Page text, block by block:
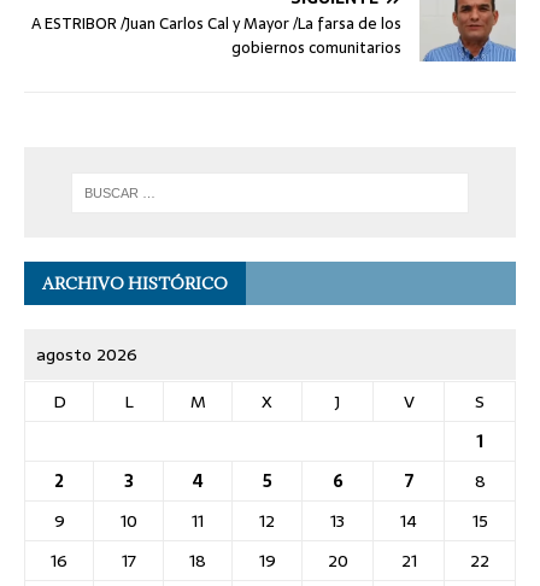
A ESTRIBOR /Juan Carlos Cal y Mayor /La farsa de los
gobiernos comunitarios
ARCHIVO HISTÓRICO
agosto 2026
D
L M X J V
S
1
2
3 4 5 6 7
8
9
10 11 12 13 14
15
16
17 18 19 20 21
22